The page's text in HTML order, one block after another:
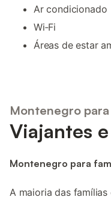
Ar condicionado
Wi‑Fi
Áreas de estar
Montenegro
Viajantes
Montenegro para
A maioria das